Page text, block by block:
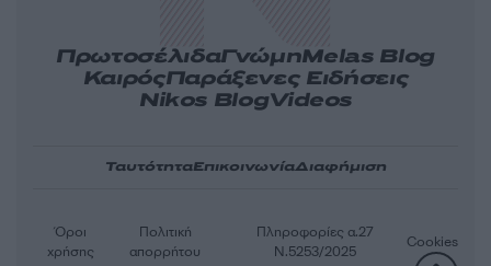
ΠρωτοσέλιδαΓνώμηMelas Blog
ΚαιρόςΠαράξενες Ειδήσεις
Nikos BlogVideos
ΤαυτότηταΕπικοινωνίαΔιαφήμιση
Όροι
χρήσης
Πολιτική
απορρήτου
Πληροφορίες α.27
Ν.5253/2025
Cookies